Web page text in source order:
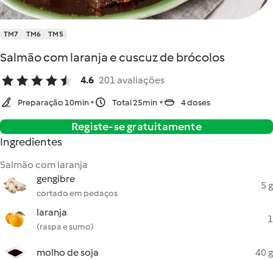
TM7 TM6 TM5
Salmão com laranja e cuscuz de brócolos
4.6 201 avaliações
Preparação 10min Total 25min 4 doses
Registe-se gratuitamente
Ingredientes
Salmão com laranja
gengibre
cortado em pedaços
5 g
laranja
(raspa e sumo)
1
molho de soja 40 g